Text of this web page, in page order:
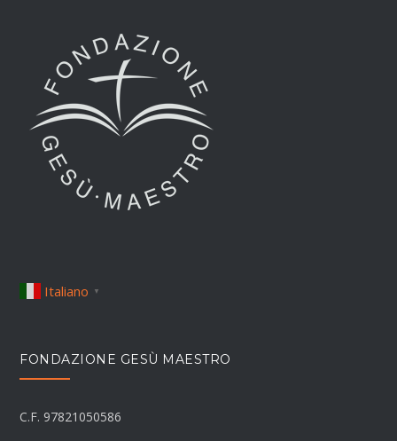
Italiano ▼
FONDAZIONE GESÙ MAESTRO
C.F. 97821050586